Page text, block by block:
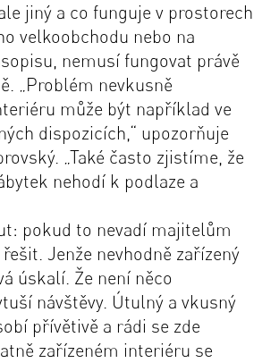
jiný a co funguje v prostorech
velkoobchodu nebo na
nemusí fungovat právě
„Problém nevkusně
může být například ve
dispozicích,“ upozorňuje
„Také často zjistíme, že
nehodí k podlaze a
pokud to nevadí majitelům
Jenže nevhodně zařízený
úskalí. Že není něco
návštěvy. Útulný a vkusný
přívětivě a rádi se zde
zařízeném interiéru se